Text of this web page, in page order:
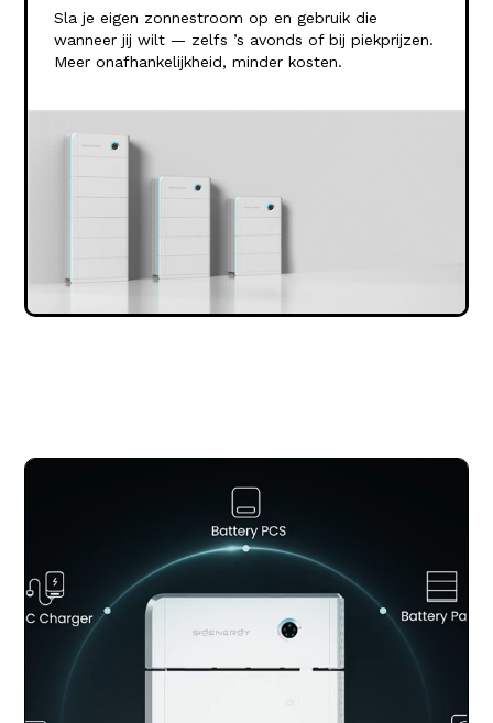
Sla je eigen zonnestroom op en gebruik die
wanneer jij wilt — zelfs ’s avonds of bij piekprijzen.
Meer onafhankelijkheid, minder kosten.